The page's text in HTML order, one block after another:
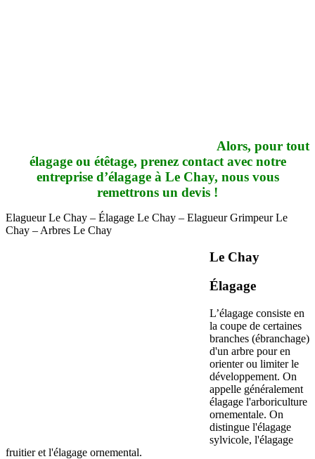
Alors, pour tout
élagage ou étêtage, prenez contact avec notre
entreprise d’élagage à Le Chay, nous vous
remettrons un devis !
Elagueur Le Chay – Élagage Le Chay – Elagueur Grimpeur Le
Chay – Arbres Le Chay
Le Chay
Élagage
L’élagage consiste en
la coupe de certaines
branches (ébranchage)
d'un arbre pour en
orienter ou limiter le
développement. On
appelle généralement
élagage l'arboriculture
ornementale. On
distingue l'élagage
sylvicole, l'élagage
fruitier et l'élagage ornemental.